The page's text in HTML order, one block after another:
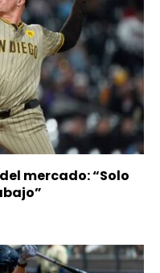
mercado: “Solo